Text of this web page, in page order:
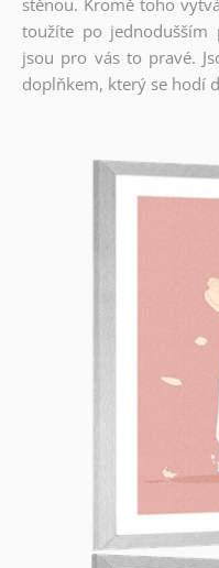
stěnou. Kromě toho
toužíte po jednodušším
jsou pro vás to pravé.
doplňkem, který se hodí